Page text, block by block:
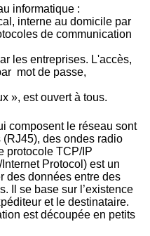
informatique :
interne au domicile par
de communication
les entreprises. L'accès,
mot de passe,
», est ouvert à tous.
composent le réseau sont
des ondes radio
protocole TCP/IP
Protocol) est un
des données entre des
Il se base sur l’existence
et le destinataire.
est découpée en petits